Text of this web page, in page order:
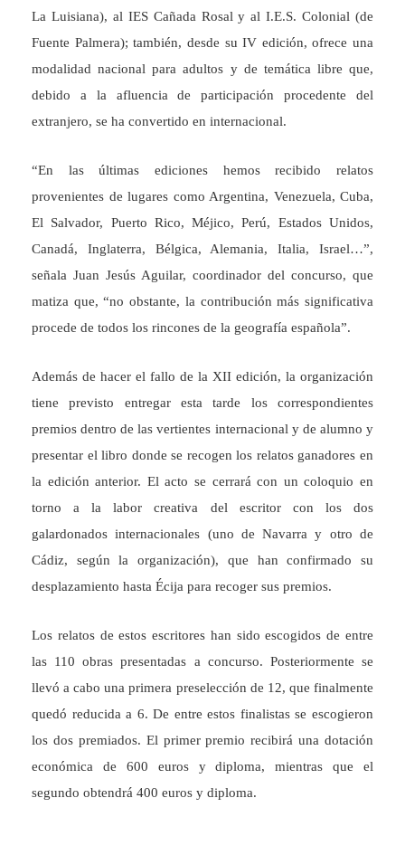
La Luisiana), al IES Cañada Rosal y al I.E.S. Colonial (de
Fuente Palmera); también, desde su IV edición, ofrece una
modalidad nacional para adultos y de temática libre que,
debido a la afluencia de participación procedente del
extranjero, se ha convertido en internacional.
“En las últimas ediciones hemos recibido relatos
provenientes de lugares como Argentina, Venezuela, Cuba,
El Salvador, Puerto Rico, Méjico, Perú, Estados Unidos,
Canadá, Inglaterra, Bélgica, Alemania, Italia, Israel…”,
señala Juan Jesús Aguilar, coordinador del concurso, que
matiza que, “no obstante, la contribución más significativa
procede de todos los rincones de la geografía española”.
Además de hacer el fallo de la XII edición, la organización
tiene previsto entregar esta tarde los correspondientes
premios dentro de las vertientes internacional y de alumno y
presentar el libro donde se recogen los relatos ganadores en
la edición anterior. El acto se cerrará con un coloquio en
torno a la labor creativa del escritor con los dos
galardonados internacionales (uno de Navarra y otro de
Cádiz, según la organización), que han confirmado su
desplazamiento hasta Écija para recoger sus premios.
Los relatos de estos escritores han sido escogidos de entre
las 110 obras presentadas a concurso. Posteriormente se
llevó a cabo una primera preselección de 12, que finalmente
quedó reducida a 6. De entre estos finalistas se escogieron
los dos premiados. El primer premio recibirá una dotación
económica de 600 euros y diploma, mientras que el
segundo obtendrá 400 euros y diploma.